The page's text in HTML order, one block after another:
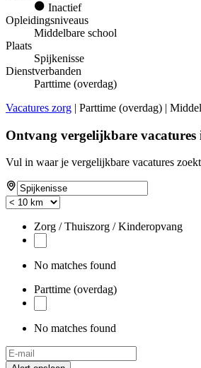
Inactief
Opleidingsniveaus
Middelbare school
Plaats
Spijkenisse
Dienstverbanden
Parttime (overdag)
Vacatures zorg | Parttime (overdag) |
Ontvang vergelijkbare
Vul in waar je vergelijkbare vacatures
Zorg / Thuiszorg / Kinderopvang
No matches found
Parttime (overdag)
No matches found